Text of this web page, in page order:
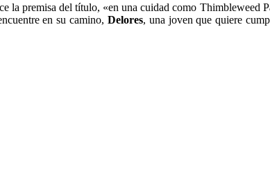
la premisa del título, «en una cuidad como Thimbleweed
en su camino, Delores, una joven que quiere